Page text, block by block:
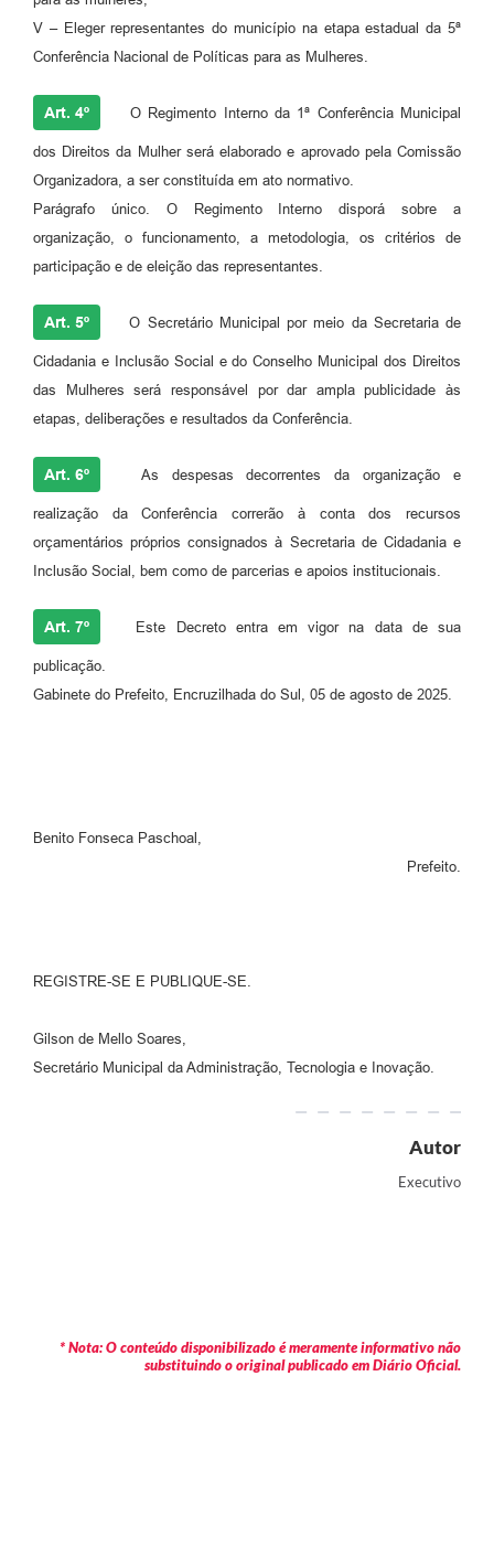
V – Eleger representantes do município na etapa estadual da 5ª
Conferência Nacional de Políticas para as Mulheres.
Art. 4º O Regimento Interno da 1ª Conferência Municipal
dos Direitos da Mulher será elaborado e aprovado pela Comissão
Organizadora, a ser constituída em ato normativo.
Parágrafo único. O Regimento Interno disporá sobre a
organização, o funcionamento, a metodologia, os critérios de
participação e de eleição das representantes.
Art. 5º O Secretário Municipal por meio da Secretaria de
Cidadania e Inclusão Social e do Conselho Municipal dos Direitos
das Mulheres será responsável por dar ampla publicidade às
etapas, deliberações e resultados da Conferência.
Art. 6º As despesas decorrentes da organização e
realização da Conferência correrão à conta dos recursos
orçamentários próprios consignados à Secretaria de Cidadania e
Inclusão Social, bem como de parcerias e apoios institucionais.
Art. 7º Este Decreto entra em vigor na data de sua
publicação.
Gabinete do Prefeito, Encruzilhada do Sul, 05 de agosto de 2025.
Benito Fonseca Paschoal,
Prefeito.
REGISTRE-SE E PUBLIQUE-SE.
Gilson de Mello Soares,
Secretário Municipal da Administração, Tecnologia e Inovação.
Autor
Executivo
* Nota: O conteúdo disponibilizado é meramente informativo não
substituindo o original publicado em Diário Oficial.